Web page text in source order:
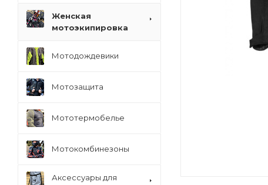
Женская
мотоэкипировка
Мотодождевики
Мотозащита
Мототермобелье
Мотокомбинезоны
Аксессуары для